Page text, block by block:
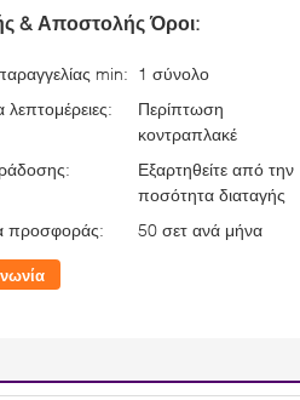
& Αποστολής Όροι:
min: 1 σύνολο
Περίπτωση
κοντραπλακέ
Εξαρτηθείτε από την
ποσότητα διαταγής
προσφοράς:
50 σετ ανά μήνα